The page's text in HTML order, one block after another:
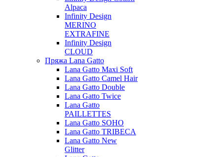
Alpaca
Infinity Design
MERINO
EXTRAFINE
Infinity Design
CLOUD
Пряжа Lana Gatto
Lana Gatto Maxi Soft
Lana Gatto Camel Hair
Lana Gatto Double
Lana Gatto Twice
Lana Gatto
PAILLETTES
Lana Gatto SOHO
Lana Gatto TRIBECA
Lana Gatto New
Glitter